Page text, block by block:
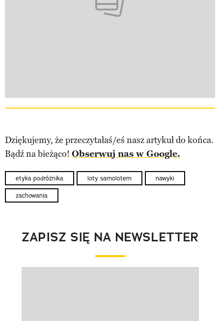
Dziękujemy, że przeczytałaś/eś nasz artykuł do końca.
Bądź na bieżąco! Obserwuj nas w Google.
etyka podróżnika loty samolotem nawyki
zachowania
ZAPISZ SIĘ NA NEWSLETTER